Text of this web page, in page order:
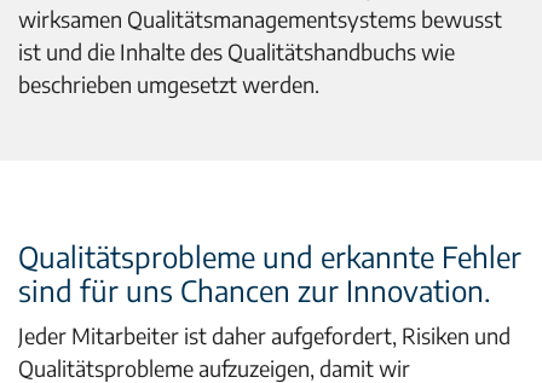
wirksamen Qualitätsmanagementsystems bewusst
ist und die Inhalte des Qualitätshandbuchs wie
beschrieben umgesetzt werden.
Qualitätsprobleme und erkannte Fehler
sind für uns Chancen zur Innovation.
Jeder Mitarbeiter ist daher aufgefordert, Risiken und
Qualitätsprobleme aufzuzeigen, damit wir